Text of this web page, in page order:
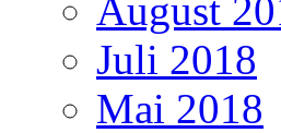
August
Juli 2018
Mai 2018